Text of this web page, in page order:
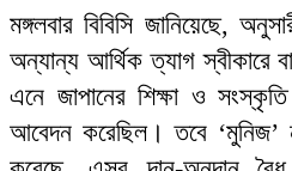
মঙ্গলবার বিবিসি জানিয়েছে,
অন্যান্য আর্থিক ত্যাগ
এনে জাপানের শিক্ষা ও সংস্কৃতি
আবেদন করেছিল। তবে ‘মুনিজ’